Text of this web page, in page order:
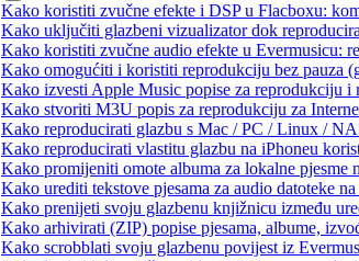
Kako koristiti zvučne efekte i DSP u Flacboxu:
Kako uključiti glazbeni vizualizator dok
Kako koristiti zvučne audio efekte u Evermusicu:
Kako omogućiti i koristiti reprodukciju bez pauza
Kako izvesti Apple Music popise za reprodukciju i
Kako stvoriti M3U popis za reprodukciju za
Kako reproducirati glazbu s Mac / PC / Linux /
Kako reproducirati vlastitu glazbu na iPhoneu
Kako promijeniti omote albuma za lokalne
Kako urediti tekstove pjesama za audio datoteke
Kako prenijeti svoju glazbenu knjižnicu između
Kako arhivirati (ZIP) popise pjesama, albume,
Kako scrobblati svoju glazbenu povijest iz